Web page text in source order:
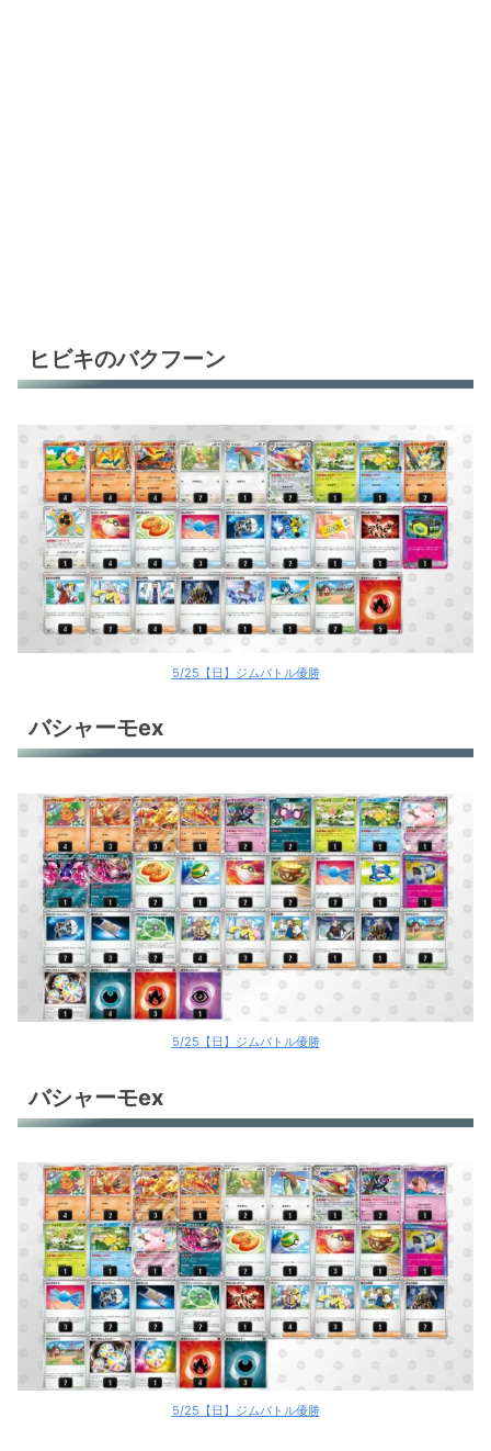
ヒビキのバクフーン
5/25【日】ジムバトル優勝
バシャーモex
5/25【日】ジムバトル優勝
バシャーモex
5/25【日】ジムバトル優勝